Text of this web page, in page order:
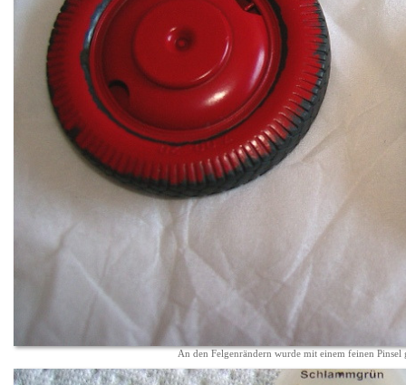
An den Felgenrändern wurde mit einem feinen